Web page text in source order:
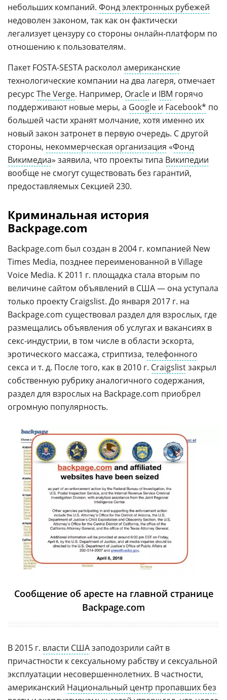
небольших компаний. Фонд электронных рубежей
недоволен законом, так как он фактически
легализует цензуру со стороны онлайн-платформ по
отношению к пользователям.
Пакет FOSTA-SESTA расколол американские
технологические компании на два лагеря, отмечает
ресурс The Verge. Например, Oracle и IBM горячо
поддерживают новые меры, а Google и Facebook* по
большей части хранят молчание, хотя именно их
новый закон затронет в первую очередь. С другой
стороны, некоммерческая организация «Фонд
Викимедиа» заявила, что проекты типа Википедии
вообще не смогут существовать без гарантий,
предоставляемых Секцией 230.
Криминальная история
Backpage.com
Backpage.com был создан в 2004 г. компанией New
Times Media, позднее переименованной в Village
Voice Media. К 2011 г. площадка стала вторым по
величине сайтом объявлений в США — она уступала
только проекту Craigslist. До января 2017 г. на
Backpage.com существовал раздел для взрослых, где
размещались объявления об услугах и вакансиях в
секс-индустрии, в том числе в области эскорта,
эротического массажа, стриптиза, телефонного
секса и т. д. После того, как в 2010 г. Craigslistзакрыл
собственную рубрику аналогичного содержания,
раздел для взрослых на Backpage.com приобрел
огромную популярность.
Сообщение об аресте на главной странице
Backpage.com
В 2015 г. власти СШАзаподозрили сайт в
причастности к сексуальному рабству и сексуальной
эксплуатации несовершеннолетних. В частности,
американский Национальный центр пропавших без